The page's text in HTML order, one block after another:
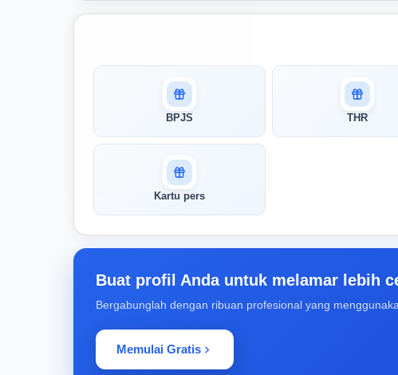
pertandingan AI Anda
AI kami menganalisis profil Anda dan
menunjukkan seberapa cocok keahlian
Anda dengan peran ini
Buka Kunci Skor Pertandingan
BPJS THR
Kartu pers
Buat profil Anda untuk melamar lebih
Bergabunglah dengan ribuan profesional yang
Memulai Gratis